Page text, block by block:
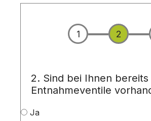
1 2
2. Sind bei Ihnen bereits
Entnahmeventile
Ja